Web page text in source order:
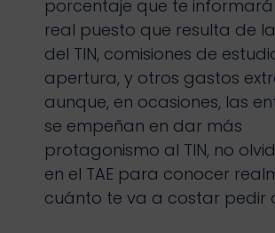
porcentaje que te
real puesto que resulta de
del TIN, comisiones de
apertura, y otros gastos
aunque, en ocasiones, las
se empeñan en dar más
protagonismo al TIN, no
en el TAE para conocer
cuánto te va a costar pedir